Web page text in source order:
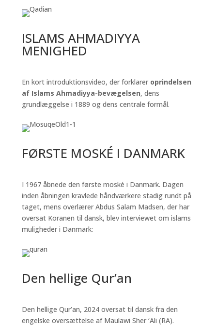
ISLAMS AHMADIYYA
MENIGHED
En kort introduktionsvideo, der forklarer oprindelsen
af Islams Ahmadiyya-bevægelsen, dens
grundlæggelse i 1889 og dens centrale formål.
FØRSTE MOSKÉ I DANMARK
I 1967 åbnede den første moské i Danmark. Dagen
inden åbningen kravlede håndværkere stadig rundt på
taget, mens overlærer Abdus Salam Madsen, der har
oversat Koranen til dansk, blev interviewet om islams
muligheder i Danmark:
Den hellige Qur’an
Den hellige Qur’an, 2024 oversat til dansk fra den
engelske oversættelse af Maulawi Sher ‘Ali (RA).